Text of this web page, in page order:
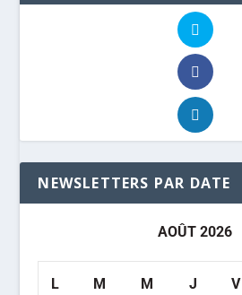
NEWSLETTERS PAR DATE
AOÛT 2026
L M M J V